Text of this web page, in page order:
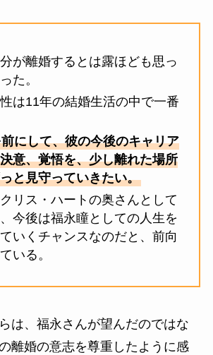
が離婚するとは露ほども思っ
た。
は11年の結婚生活の中で一番
にして、彼の今後のキャリア
意、覚悟を、少し離れた場所
と見守っていきたい。
リス・ハートの奥さんとして
今後は福永瞳としての人生を
いくチャンスなのだと、前向
いる。
は、福永さんが望んだのではな
離婚の意志を尊重したように感